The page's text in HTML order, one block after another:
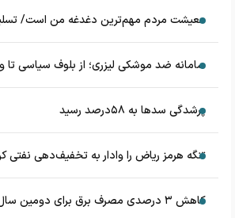
معیشت مردم مهم‌ترین دغدغه من است/
سامانه ضد موشکی لیزری؛ از بلوف سیاسی تا
پرشدگی سدها به ۵۸درصد رسید
تنگه هرمز ریاض را وادار به تخفیف‌دهی نفتی
کاهش ۳ درصدی مصرف برق برای دومین سال متوالی